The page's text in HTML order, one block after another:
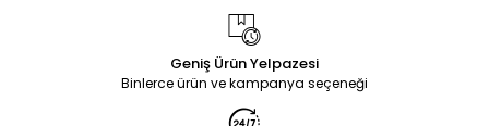
Geniş Ürün Yelpazesi
Binlerce ürün ve kampanya seçeneği